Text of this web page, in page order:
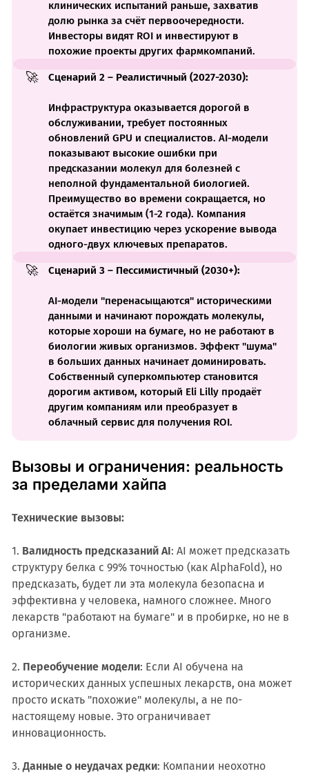
клинических испытаний раньше, захватив
долю рынка за счёт первоочередности.
Инвесторы видят ROI и инвестируют в
похожие проекты других фармкомпаний.
🚀 Сценарий 2 – Реалистичный (2027-2030):
Инфраструктура оказывается дорогой в
обслуживании, требует постоянных
обновлений GPU и специалистов. AI-модели
показывают высокие ошибки при
предсказании молекул для болезней с
неполной фундаментальной биологией.
Преимущество во времени сокращается, но
остаётся значимым (1-2 года). Компания
окупает инвестицию через ускорение вывода
одного-двух ключевых препаратов.
🚀 Сценарий 3 – Пессимистичный (2030+):
AI-модели "перенасыщаются" историческими
данными и начинают порождать молекулы,
которые хороши на бумаге, но не работают в
биологии живых организмов. Эффект "шума"
в больших данных начинает доминировать.
Собственный суперкомпьютер становится
дорогим активом, который Eli Lilly продаёт
другим компаниям или преобразует в
облачный сервис для получения ROI.
Вызовы и ограничения: реальность
за пределами хайпа
Технические вызовы:
1. Валидность предсказаний AI: AI может предсказать
структуру белка с 99% точностью (как AlphaFold), но
предсказать, будет ли эта молекула безопасна и
эффективна у человека, намного сложнее. Много
лекарств "работают на бумаге" и в пробирке, но не в
организме.
2. Переобучение модели: Если AI обучена на
исторических данных успешных лекарств, она может
просто искать "похожие" молекулы, а не по-
настоящему новые. Это ограничивает
инновационность.
3.Данные о неудачах редки: Компании неохотно